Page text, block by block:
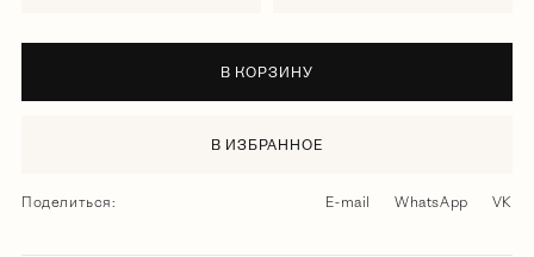
В КОРЗИНУ
В ИЗБРАННОЕ
Поделиться: E-mail WhatsApp VK